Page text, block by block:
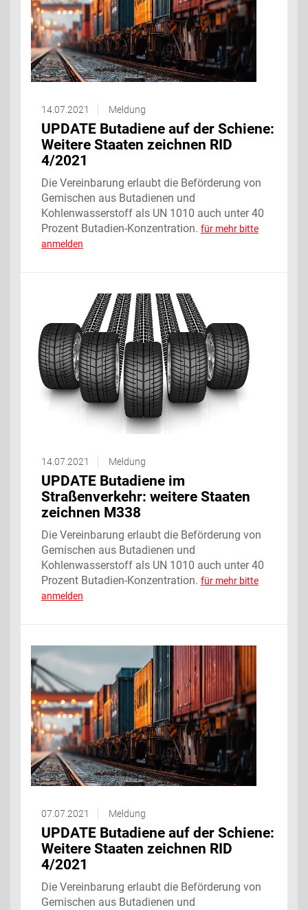
14.07.2021 Meldung
UPDATE Butadiene auf der Schiene:
Weitere Staaten zeichnen RID
4/2021
Die Vereinbarung erlaubt die Beförderung von
Gemischen aus Butadienen und
Kohlenwasserstoff als UN 1010 auch unter 40
Prozent Butadien-Konzentration. für mehr bitte
anmelden
14.07.2021 Meldung
UPDATE Butadiene im
Straßenverkehr: weitere Staaten
zeichnen M338
Die Vereinbarung erlaubt die Beförderung von
Gemischen aus Butadienen und
Kohlenwasserstoff als UN 1010 auch unter 40
Prozent Butadien-Konzentration. für mehr bitte
anmelden
07.07.2021 Meldung
UPDATE Butadiene auf der Schiene:
Weitere Staaten zeichnen RID
4/2021
Die Vereinbarung erlaubt die Beförderung von
Gemischen aus Butadienen und